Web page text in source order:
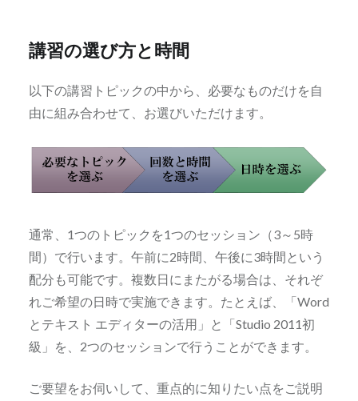
講習の選び方と時間
以下の講習トピックの中から、必要なものだけを自
由に組み合わせて、お選びいただけます。
通常、1つのトピックを1つのセッション（3～5時
間）で行います。午前に2時間、午後に3時間という
配分も可能です。複数日にまたがる場合は、それぞ
れご希望の日時で実施できます。たとえば、「Word
とテキスト エディターの活用」と「Studio 2011初
級」を、2つのセッションで行うことができます。
ご要望をお伺いして、重点的に知りたい点をご説明